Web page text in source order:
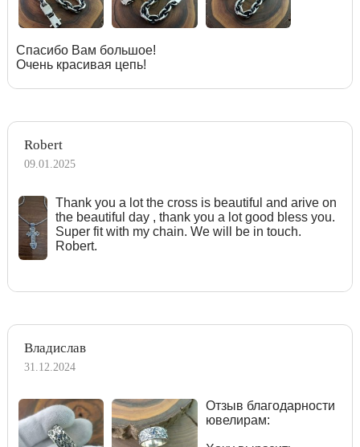
Спасибо Вам большое!
Очень красивая цепь!
Robert
09.01.2025
Тhank you a lot the cross is beautiful and arive on
the beautiful day , thank you a lot good bless you.
Super fit with my chain. We will be in touch.
Robert.
Владислав
31.12.2024
Отзыв благодарности
ювелирам: